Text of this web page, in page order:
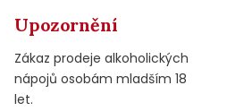
Upozornění
Zákaz prodeje alkoholických
nápojů osobám mladším 18
let.